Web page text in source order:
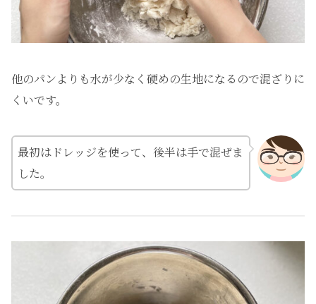
他のパンよりも水が少なく硬めの生地になるので混ざりに
くいです。
最初はドレッジを使って、後半は手で混ぜま
した。